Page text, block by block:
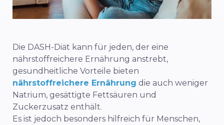
Die DASH-Diät kann für jeden, der eine
nährstoffreichere Ernährung anstrebt,
gesundheitliche Vorteile bieten
nährstoffreichere Ernährung die auch weniger
Natrium, gesättigte Fettsäuren und
Zuckerzusatz enthält.
Es ist jedoch besonders hilfreich für Menschen,